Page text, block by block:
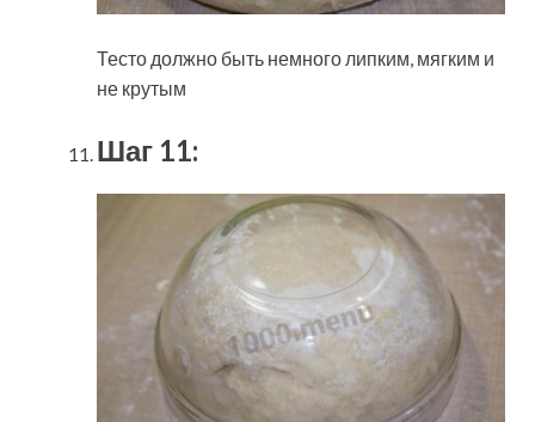
Тесто должно быть немного липким, мягким и
не крутым
Шаг 11: